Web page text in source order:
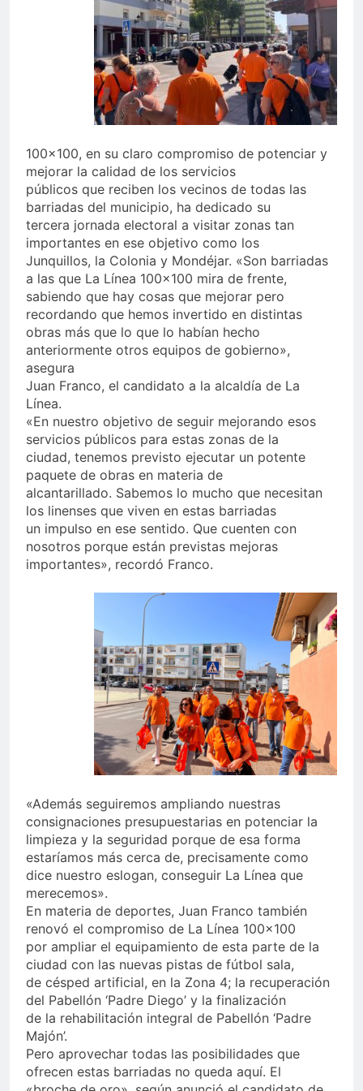
100×100, en su claro compromiso de potenciar y
mejorar la calidad de los servicios
públicos que reciben los vecinos de todas las
barriadas del municipio, ha dedicado su
tercera jornada electoral a visitar zonas tan
importantes en ese objetivo como los
Junquillos, la Colonia y Mondéjar. «Son barriadas
a las que La Línea 100×100 mira de frente,
sabiendo que hay cosas que mejorar pero
recordando que hemos invertido en distintas
obras más que lo que lo habían hecho
anteriormente otros equipos de gobierno»,
asegura
Juan Franco, el candidato a la alcaldía de La
Línea.
«En nuestro objetivo de seguir mejorando esos
servicios públicos para estas zonas de la
ciudad, tenemos previsto ejecutar un potente
paquete de obras en materia de
alcantarillado. Sabemos lo mucho que necesitan
los linenses que viven en estas barriadas
un impulso en ese sentido. Que cuenten con
nosotros porque están previstas mejoras
importantes», recordó Franco.
«Además seguiremos ampliando nuestras
consignaciones presupuestarias en potenciar la
limpieza y la seguridad porque de esa forma
estaríamos más cerca de, precisamente como
dice nuestro eslogan, conseguir La Línea que
merecemos».
En materia de deportes, Juan Franco también
renovó el compromiso de La Línea 100×100
por ampliar el equipamiento de esta parte de la
ciudad con las nuevas pistas de fútbol sala,
de césped artificial, en la Zona 4; la recuperación
del Pabellón ‘Padre Diego’ y la finalización
de la rehabilitación integral de Pabellón ‘Padre
Majón’.
Pero aprovechar todas las posibilidades que
ofrecen estas barriadas no queda aquí. El